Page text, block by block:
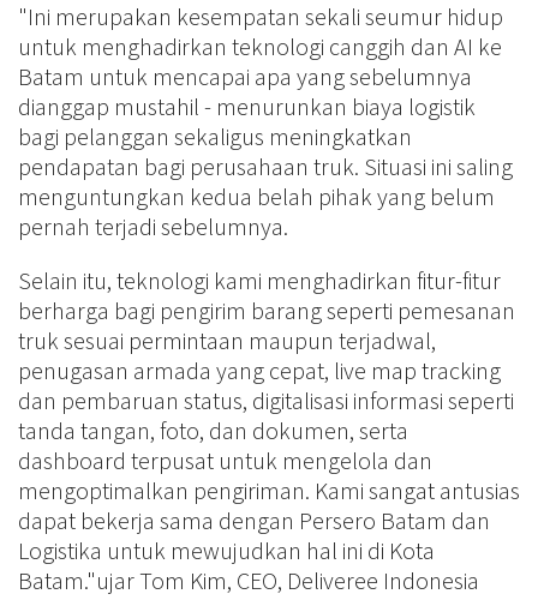
"Ini merupakan kesempatan sekali seumur hidup
untuk menghadirkan teknologi canggih dan AI ke
Batam untuk mencapai apa yang sebelumnya
dianggap mustahil - menurunkan biaya logistik
bagi pelanggan sekaligus meningkatkan
pendapatan bagi perusahaan truk. Situasi ini saling
menguntungkan kedua belah pihak yang belum
pernah terjadi sebelumnya.
Selain itu, teknologi kami menghadirkan fitur-fitur
berharga bagi pengirim barang seperti pemesanan
truk sesuai permintaan maupun terjadwal,
penugasan armada yang cepat, live map tracking
dan pembaruan status, digitalisasi informasi seperti
tanda tangan, foto, dan dokumen, serta
dashboard terpusat untuk mengelola dan
mengoptimalkan pengiriman. Kami sangat antusias
dapat bekerja sama dengan Persero Batam dan
Logistika untuk mewujudkan hal ini di Kota
Batam."ujar Tom Kim, CEO, Deliveree Indonesia